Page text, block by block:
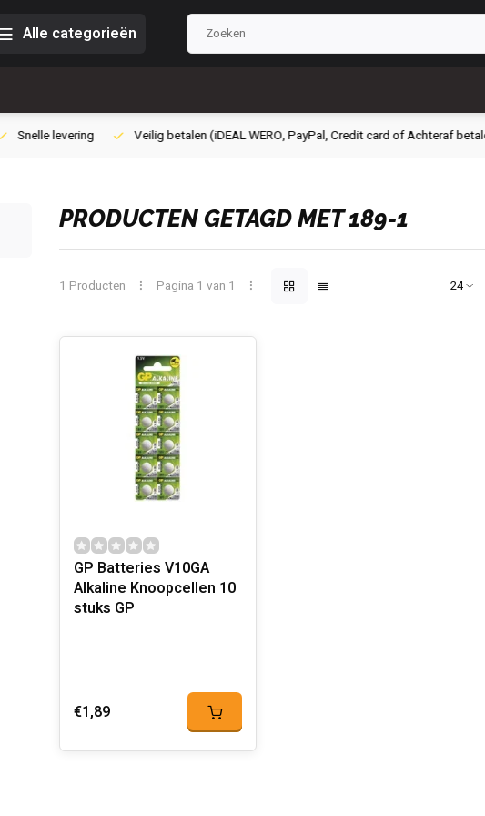
Alle categorieën
Snelle levering Veilig betalen (iDEAL WERO, PayPal, Credit card of Achteraf betalen)
PRODUCTEN GETAGD MET 189-1
1 Producten Pagina 1 van 1
GP Batteries V10GA
Alkaline Knoopcellen 10
stuks GP
€1,89